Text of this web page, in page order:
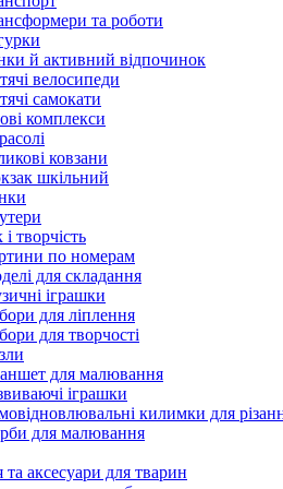
та роботи
й активний відпочинок
велосипеди
самокати
комплекси
ковзани
шкільний
творчість
по номерам
для складання
іграшки
для ліплення
для творчості
для малювання
іграшки
килимки для
для малювання
та аксесуари для тварин